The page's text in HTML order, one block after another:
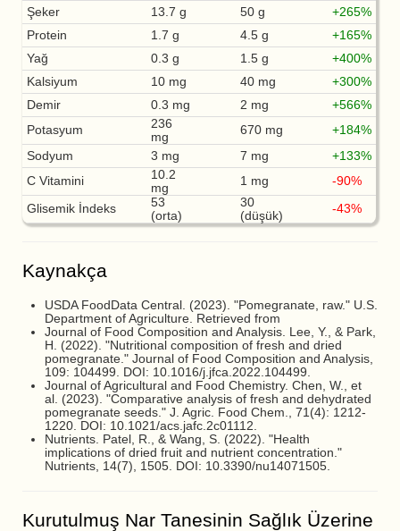
Şeker
13.7 g 50 g
+265%
Protein
1.7 g 4.5 g
+165%
Yağ
0.3 g 1.5 g
+400%
Kalsiyum
10 mg 40 mg
+300%
Demir
0.3 mg 2 mg
+566%
Potasyum
236
mg
670 mg
+184%
Sodyum
3 mg 7 mg
+133%
C Vitamini
10.2
mg
1 mg
-90%
Glisemik İndeks
53
(orta)
30
(düşük)
-43%
Kaynakça
USDA FoodData Central. (2023). "Pomegranate, raw." U.S.
Department of Agriculture. Retrieved from
Journal of Food Composition and Analysis. Lee, Y., & Park,
H. (2022). "Nutritional composition of fresh and dried
pomegranate." Journal of Food Composition and Analysis,
109: 104499. DOI: 10.1016/j.jfca.2022.104499.
Journal of Agricultural and Food Chemistry. Chen, W., et
al. (2023). "Comparative analysis of fresh and dehydrated
pomegranate seeds." J. Agric. Food Chem., 71(4): 1212-
1220. DOI: 10.1021/acs.jafc.2c01112.
Nutrients. Patel, R., & Wang, S. (2022). "Health
implications of dried fruit and nutrient concentration."
Nutrients, 14(7), 1505. DOI: 10.3390/nu14071505.
Kurutulmuş Nar Tanesinin Sağlık Üzerine